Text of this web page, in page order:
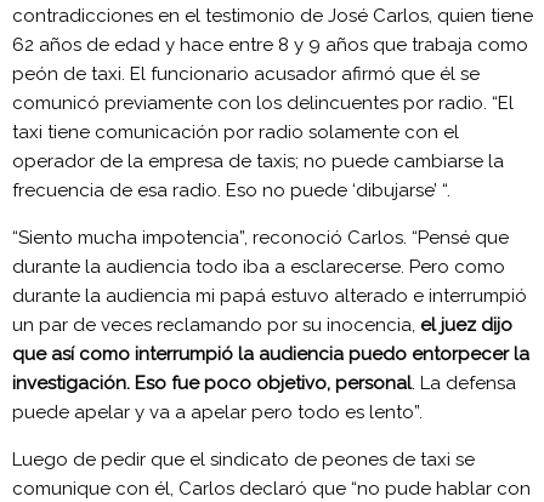
contradicciones en el testimonio de José Carlos, quien tiene
62 años de edad y hace entre 8 y 9 años que trabaja como
peón de taxi. El funcionario acusador afirmó que él se
comunicó previamente con los delincuentes por radio. “El
taxi tiene comunicación por radio solamente con el
operador de la empresa de taxis; no puede cambiarse la
frecuencia de esa radio. Eso no puede ‘dibujarse’ “.
“Siento mucha impotencia”, reconoció Carlos. “Pensé que
durante la audiencia todo iba a esclarecerse. Pero como
durante la audiencia mi papá estuvo alterado e interrumpió
un par de veces reclamando por su inocencia, el juez dijo
que así como interrumpió la audiencia puedo entorpecer la
investigación. Eso fue poco objetivo, personal. La defensa
puede apelar y va a apelar pero todo es lento”.
Luego de pedir que el sindicato de peones de taxi se
comunique con él, Carlos declaró que “no pude hablar con